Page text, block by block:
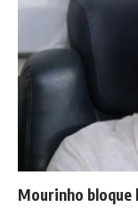
Mourinho bloque